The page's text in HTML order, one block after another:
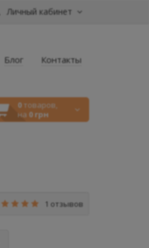
Личный кабинет
Блог Контакты
0товаров,
на 0 грн
1 отзывов